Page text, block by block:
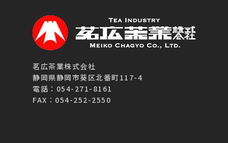
茗広茶業株式会社
静岡県静岡市葵区北番町117-4
電話：054-271-8161
FAX：054-252-2550